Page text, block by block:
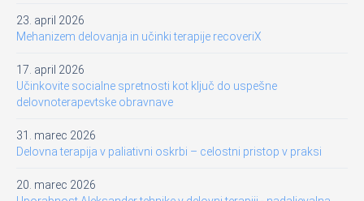
23. april 2026
Mehanizem delovanja in učinki terapije recoveriX
17. april 2026
Učinkovite socialne spretnosti kot ključ do uspešne
delovnoterapevtske obravnave
31. marec 2026
Delovna terapija v paliativni oskrbi – celostni pristop v praksi
20. marec 2026